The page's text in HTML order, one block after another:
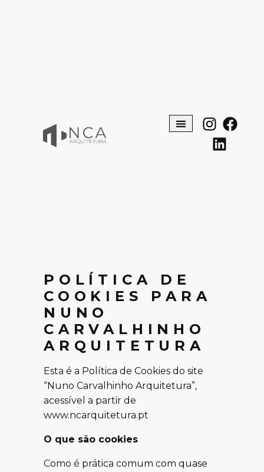
POLÍTICA DE
COOKIES PARA
NUNO
CARVALHINHO
ARQUITETURA
Esta é a Política de Cookies do site
“Nuno Carvalhinho Arquitetura”,
acessível a partir de
www.ncarquitetura.pt
O que são cookies
Como é prática comum com quase